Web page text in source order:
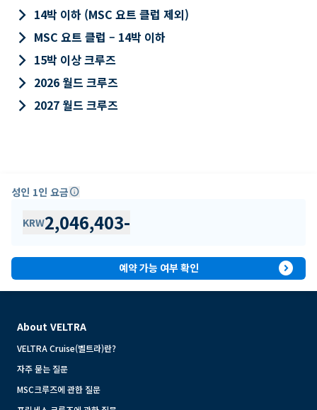
keyboard_arrow_right 14박 이하 (MSC 요트 클럽 제외)
keyboard_arrow_right MSC 요트 클럽 – 14박 이하
keyboard_arrow_right 15박 이상 크루즈
keyboard_arrow_right 2026 월드 크루즈
keyboard_arrow_right 2027 월드 크루즈
성인 1인 요금info
KRW2,046,403-
예약 가능 여부 확인 expand_circle_right
About VELTRA
VELTRA Cruise(벨트라)란?
자주 묻는 질문
MSC크루즈에 관한 질문